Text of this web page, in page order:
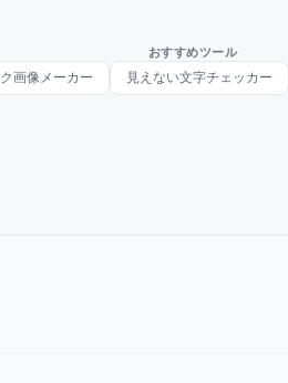
おすすめツール
画像メーカー 見えない文字チェッカー